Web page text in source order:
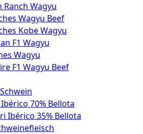
Ranch Wagyu
Wagyu Beef
Kobe Wagyu
F1 Wagyu
Wagyu
F1 Wagyu Beef
70% Bellota
Ibérico 35% Bellota